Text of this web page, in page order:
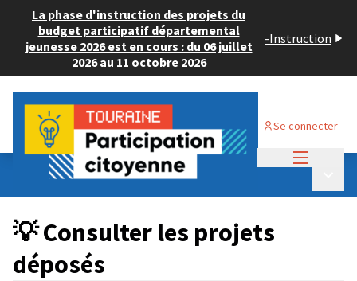
La phase d'instruction des projets du
budget participatif départemental
jeunesse 2026 est en cours : du 06 juillet
2026 au 11 octobre 2026
-Instruction
Se connecter
Budget Participatif JEUNESSE 2024
💡 Consulter les projets déposés
💡 Consulter les projets
déposés